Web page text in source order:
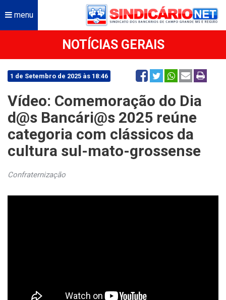
menu
NOTÍCIAS GERAIS
1 de Setembro de 2025 às 18:46
Vídeo: Comemoração do Dia
d@s Bancári@s 2025 reúne
categoria com clássicos da
cultura sul-mato-grossense
Confraternização